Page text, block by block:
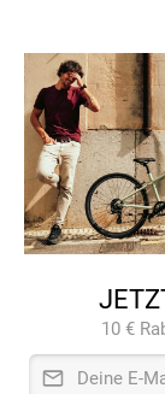
10 €
Deine E-